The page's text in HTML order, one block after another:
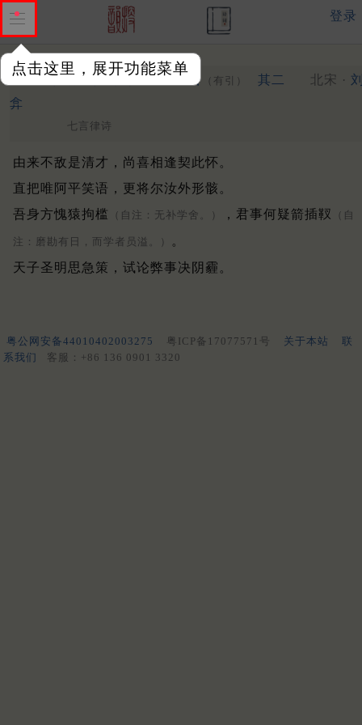
点击这里，展开功能菜单
登录
送林锡远帐勾罢官北引二首 （有引） 其二 北宋 ·
弇
七言律诗
由来不敌是清才，尚喜相逢契此怀。
直把唯阿平笑语，更将尔汝外形骸。
吾身方愧猿拘槛
（自注：无补学舍。） ，君事何疑箭插靫 （自
注：磨勘有日，而学者员溢。）
。
天子圣明思急策，试论弊事决阴霾。
粤公网安备44010402003275 粤ICP备17077571号 关于本站
联
系我们
客服：+86 136 0901 3320